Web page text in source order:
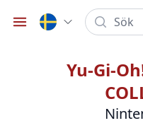
Öppna meny
Sök
Yu-Gi-